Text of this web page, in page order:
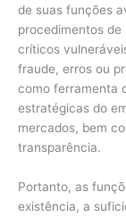
de suas funções
procedimentos
críticos
fraude, erros ou
como ferramenta
estratégicas do
mercados, bem
transparência.
Portanto, as
existência, a